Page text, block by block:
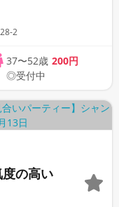
2
37〜52歳 200円
◎受付中
度の高い